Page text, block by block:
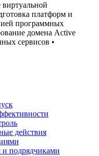
платформ и
программных
домена Active
сервисов •
действия
и подрядчиками